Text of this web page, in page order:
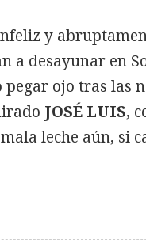
y
a desayunar en
ojo tras las
JOSÉ LUIS,
leche aún, si